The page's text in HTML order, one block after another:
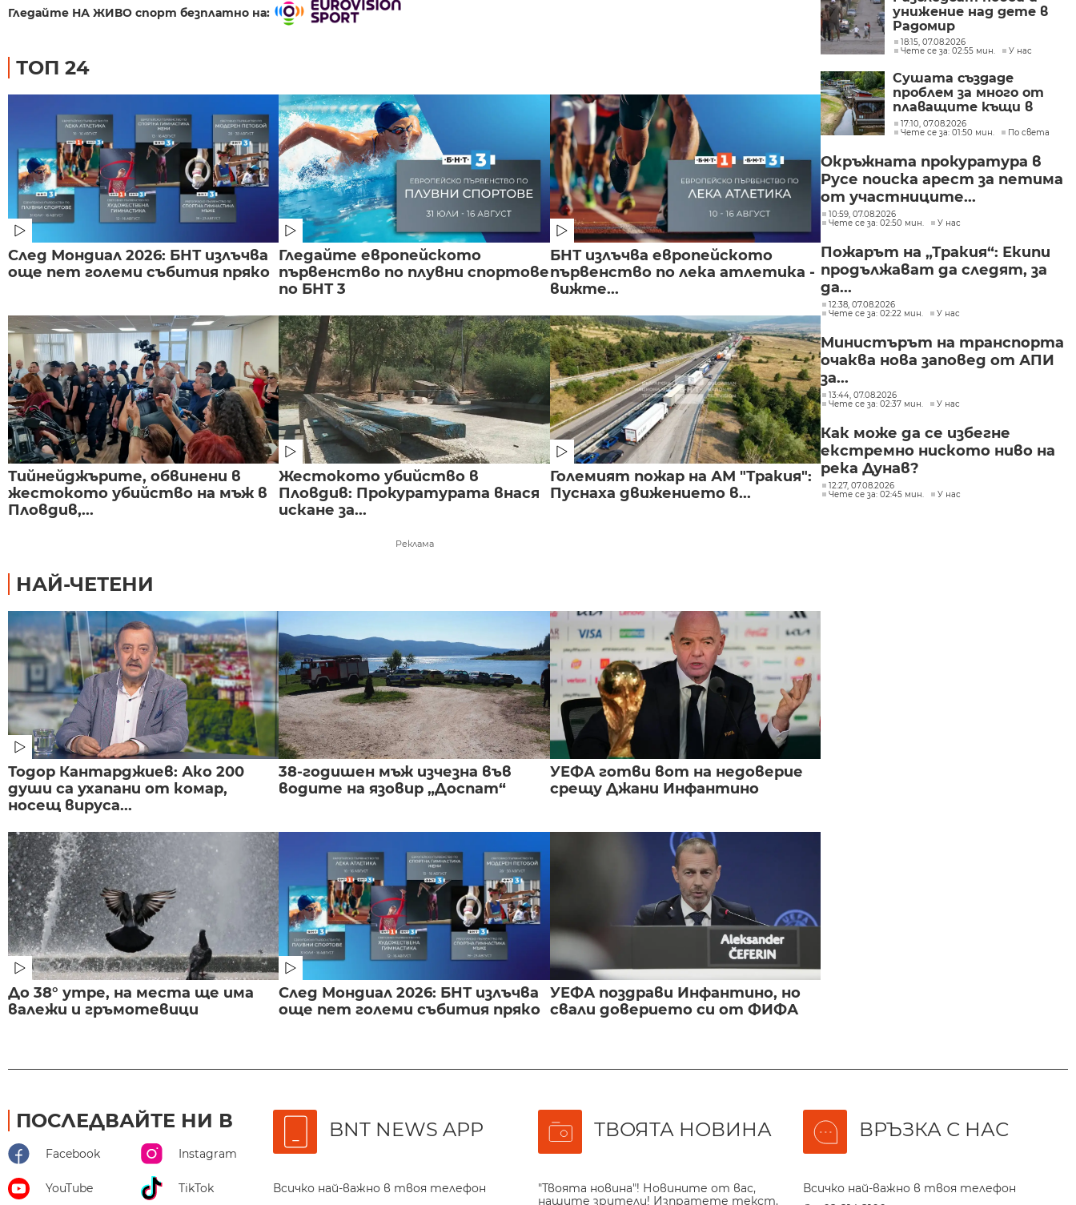
Гледайте НА ЖИВО спорт безплатно на:
ТОП 24
След Мондиал 2026: БНТ излъчва
още пет големи събития пряко
Гледайте европейското
първенство по плувни спортове
по БНТ 3
БНТ излъчва европейското
първенство по лека атлетика -
вижте...
Тийнейджърите, обвинени в
жестокото убийство на мъж в
Пловдив,...
Жестокото убийство в
Пловдив: Прокуратурата внася
искане за...
Големият пожар на АМ "Тракия":
Пуснаха движението в...
Реклама
НАЙ-ЧЕТЕНИ
Тодор Кантарджиев: Ако 200
души са ухапани от комар,
носещ вируса...
38-годишен мъж изчезна във
водите на язовир „Доспат“
УЕФА готви вот на недоверие
срещу Джани Инфантино
До 38° утре, на места ще има
валежи и гръмотевици
След Мондиал 2026: БНТ излъчва
още пет големи събития пряко
УЕФА поздрави Инфантино, но
свали доверието си от ФИФА
унижение над дете в
Радомир
18:15, 07.08.2026
Чете се за: 02:55 мин.
У нас
Сушата създаде
проблем за много от
плаващите къщи в
Нидерландия
17:10, 07.08.2026
Чете се за: 01:50 мин.
По света
Окръжната прокуратура в
Русе поиска арест за петима
от участниците...
10:59, 07.08.2026
Чете се за: 02:50 мин.
У нас
Пожарът на „Тракия“: Екипи
продължават да следят, за
да...
12:38, 07.08.2026
Чете се за: 02:22 мин.
У нас
Министърът на транспорта
очаква нова заповед от АПИ
за...
13:44, 07.08.2026
Чете се за: 02:37 мин.
У нас
Как може да се избегне
екстремно ниското ниво на
река Дунав?
12:27, 07.08.2026
Чете се за: 02:45 мин.
У нас
ПОСЛЕДВАЙТЕ НИ В
Facebook Instagram
YouTube TikTok
BNT NEWS APP
Всичко най-важно в твоя телефон
ТВОЯТА НОВИНА
"Твоята новина"! Новините от вас,
нашите зрители! Изпратете текст,
ВРЪЗКА С НАС
Всичко най-важно в твоя телефон